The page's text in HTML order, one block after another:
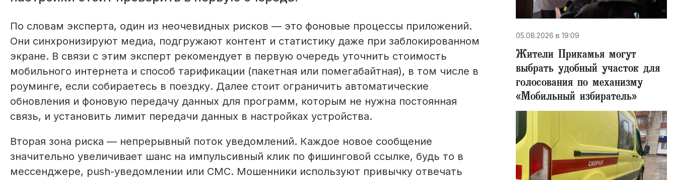
По словам эксперта, один из неочевидных рисков — это фоновые процессы приложений.
Они синхронизируют медиа, подгружают контент и статистику даже при заблокированном
экране. В связи с этим эксперт рекомендует в первую очередь уточнить стоимость
мобильного интернета и способ тарификации (пакетная или помегабайтная), в том числе в
роуминге, если собираетесь в поездку. Далее стоит ограничить автоматические
обновления и фоновую передачу данных для программ, которым не нужна постоянная
связь, и установить лимит передачи данных в настройках устройства.
Вторая зона риска — непрерывный поток уведомлений. Каждое новое сообщение
значительно увеличивает шанс на импульсивный клик по фишинговой ссылке, будь то в
мессенджере, push-уведомлении или СМС. Мошенники используют привычку отвечать
05.08.2026 в 19:09
Жители Прикамья могут
выбрать удобный участок для
голосования по механизму
«Мобильный избиратель»